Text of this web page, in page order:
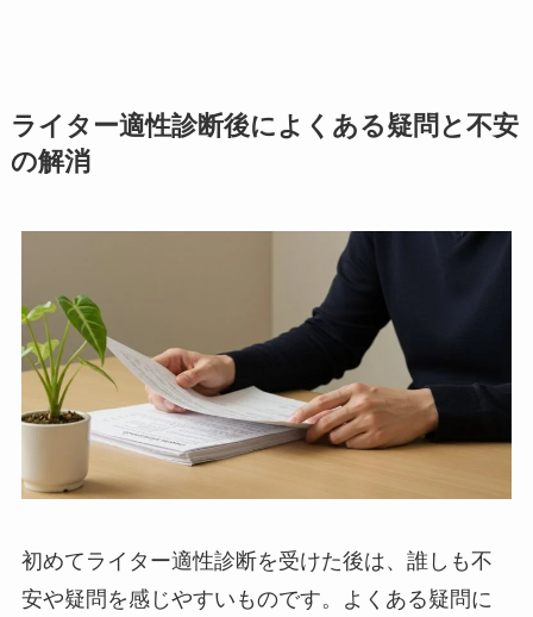
ライター適性診断後によくある疑問と不安
の解消
初めてライター適性診断を受けた後は、誰しも不
安や疑問を感じやすいものです。よくある疑問に